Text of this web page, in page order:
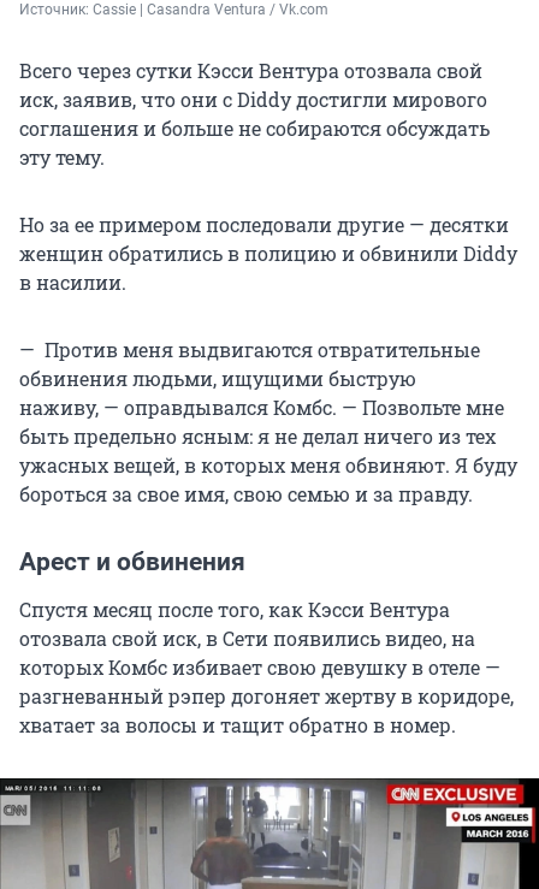
Источник: Cassie | Casandra Ventura / Vk.com
Всего через сутки Кэсси Вентура отозвала свой
иск, заявив, что они с Diddy достигли мирового
соглашения и больше не собираются обсуждать
эту тему.
Но за ее примером последовали другие — десятки
женщин обратились в полицию и обвинили Diddy
в насилии.
— Против меня выдвигаются отвратительные
обвинения людьми, ищущими быструю
наживу, — оправдывался Комбс. — Позвольте мне
быть предельно ясным: я не делал ничего из тех
ужасных вещей, в которых меня обвиняют. Я буду
бороться за свое имя, свою семью и за правду.
Арест и обвинения
Спустя месяц после того, как Кэсси Вентура
отозвала свой иск, в Сети появились видео, на
которых Комбс избивает свою девушку в отеле —
разгневанный рэпер догоняет жертву в коридоре,
хватает за волосы и тащит обратно в номер.